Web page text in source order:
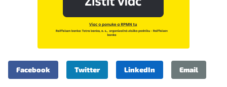
Facebook Twitter LinkedIn Email